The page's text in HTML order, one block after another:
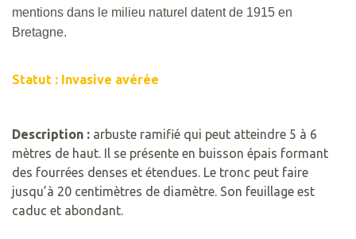
mentions dans le milieu naturel datent de 1915 en
Bretagne.
Statut : Invasive avérée
Description : arbuste ramifié qui peut atteindre 5 à 6
mètres de haut. Il se présente en buisson épais formant
des fourrées denses et étendues. Le tronc peut faire
jusqu’à 20 centimètres de diamètre. Son feuillage est
caduc et abondant.